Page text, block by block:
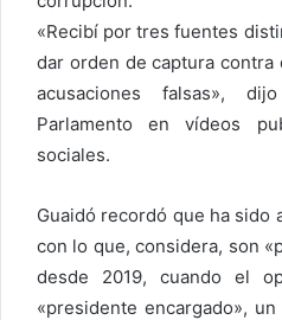
«Recibí por tres fuentes
dar orden de captura contra
acusaciones falsas»,
Parlamento en vídeos
sociales.
Guaidó recordó que ha sido
con lo que, considera, son
desde 2019, cuando el
«presidente encargado»,